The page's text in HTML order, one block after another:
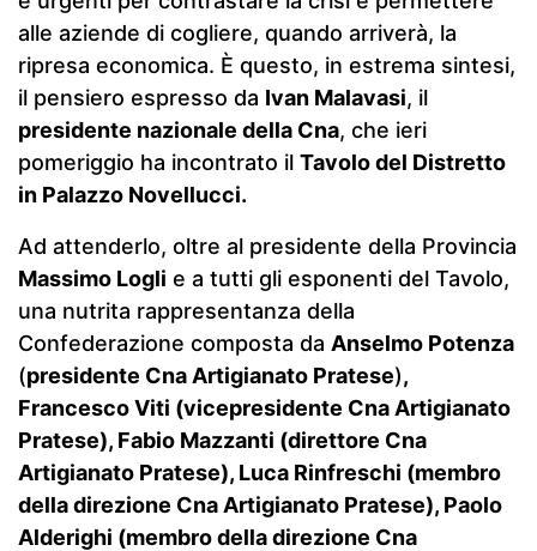
alle aziende di cogliere, quando arriverà, la
ripresa economica. È questo, in estrema sintesi,
il pensiero espresso da Ivan Malavasi, il
presidente nazionale della Cna, che ieri
pomeriggio ha incontrato il Tavolo del Distretto
in Palazzo Novellucci.
Ad attenderlo, oltre al presidente della Provincia
Massimo Logli e a tutti gli esponenti del Tavolo,
una nutrita rappresentanza della
Confederazione composta da Anselmo Potenza
(presidente Cna Artigianato Pratese),
Francesco Viti (vicepresidente Cna Artigianato
Pratese), Fabio Mazzanti (direttore Cna
Artigianato Pratese), Luca Rinfreschi (membro
della direzione Cna Artigianato Pratese), Paolo
Alderighi (membro della direzione Cna